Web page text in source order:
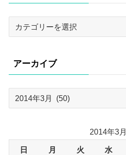
リ
ー
アーカイブ
ブ
2014年3月
日 月 火 水